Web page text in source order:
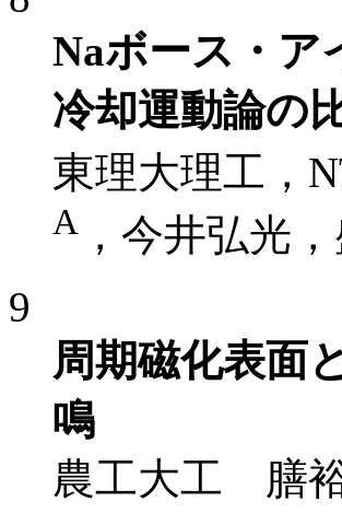
Naボース・ア
冷却運動論の
東理大理工，
A ，今井弘光
9
周期磁化表面
鳴
農工大工 膳